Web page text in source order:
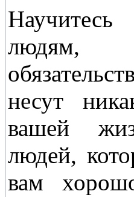
людям,
несут
вашей
людей,
вам